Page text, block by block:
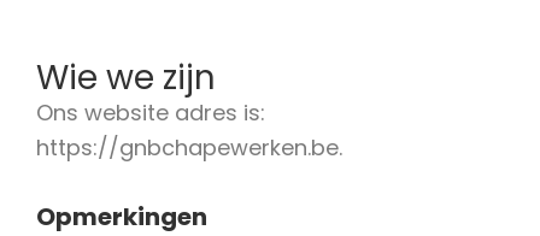
Wie we zijn
Ons website adres is:
https://gnbchapewerken.be.
Opmerkingen